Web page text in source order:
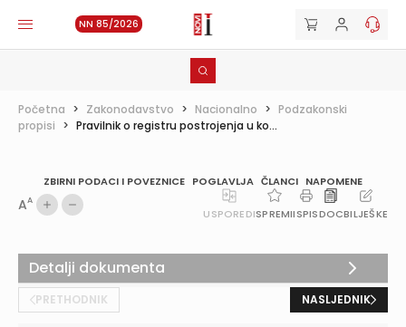
NN 85/2026
Početna > Zakonodavstvo > Nacionalno > Podzakonski
propisi > Pravilnik o registru postrojenja u ko...
ZBIRNI PODACI I POVEZNICE POGLAVLJA ČLANCI NAPOMENE
AA
USPOREDISPREMIISPISDOCBILJEŠKE
PRETHODNIK NASLJEDNIK
Detalji dokumenta